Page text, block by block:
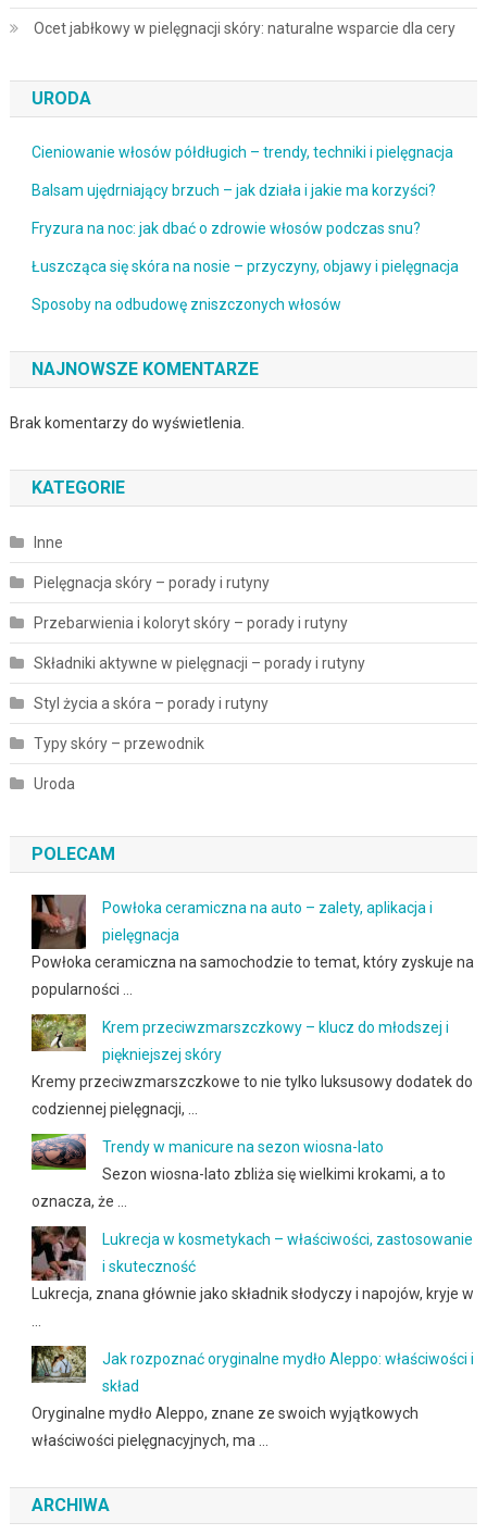
Ocet jabłkowy w pielęgnacji skóry: naturalne wsparcie dla cery
URODA
Cieniowanie włosów półdługich – trendy, techniki i pielęgnacja
Balsam ujędrniający brzuch – jak działa i jakie ma korzyści?
Fryzura na noc: jak dbać o zdrowie włosów podczas snu?
Łuszcząca się skóra na nosie – przyczyny, objawy i pielęgnacja
Sposoby na odbudowę zniszczonych włosów
NAJNOWSZE KOMENTARZE
Brak komentarzy do wyświetlenia.
KATEGORIE
Inne
Pielęgnacja skóry – porady i rutyny
Przebarwienia i koloryt skóry – porady i rutyny
Składniki aktywne w pielęgnacji – porady i rutyny
Styl życia a skóra – porady i rutyny
Typy skóry – przewodnik
Uroda
POLECAM
Powłoka ceramiczna na auto – zalety, aplikacja i
pielęgnacja
Powłoka ceramiczna na samochodzie to temat, który zyskuje na
popularności …
Krem przeciwzmarszczkowy – klucz do młodszej i
piękniejszej skóry
Kremy przeciwzmarszczkowe to nie tylko luksusowy dodatek do
codziennej pielęgnacji, …
Trendy w manicure na sezon wiosna-lato
Sezon wiosna-lato zbliża się wielkimi krokami, a to
oznacza, że …
Lukrecja w kosmetykach – właściwości, zastosowanie
i skuteczność
Lukrecja, znana głównie jako składnik słodyczy i napojów, kryje w
…
Jak rozpoznać oryginalne mydło Aleppo: właściwości i
skład
Oryginalne mydło Aleppo, znane ze swoich wyjątkowych
właściwości pielęgnacyjnych, ma …
ARCHIWA